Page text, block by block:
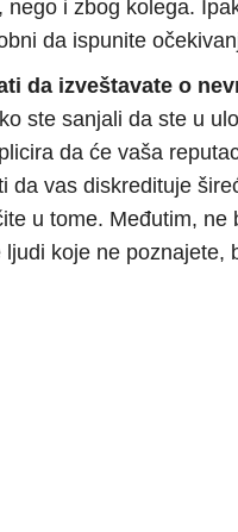
nego i zbog kolega.
da ispunite
da izveštavate o
ste sanjali da ste u
da će vaša
da vas diskredituje
u tome. Međutim, ne
ljudi koje ne poznajete,